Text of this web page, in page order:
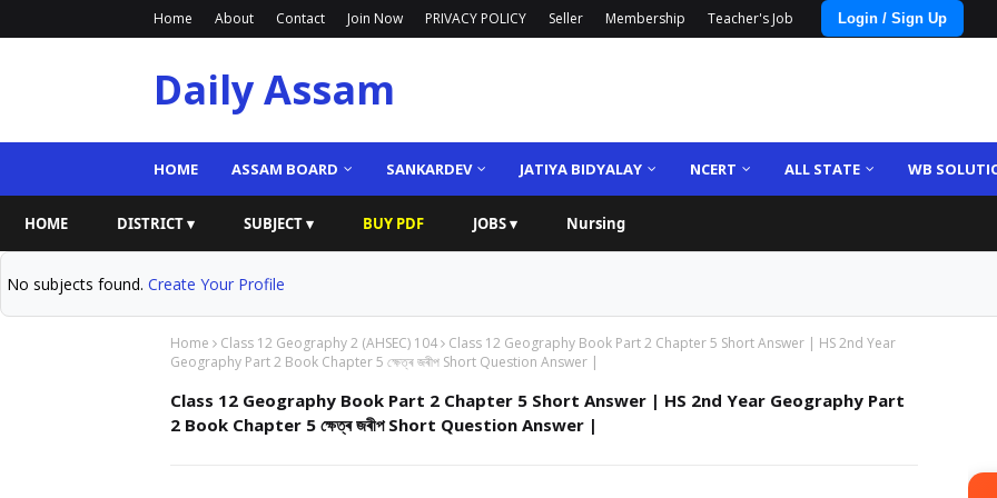
Home About Contact Join Now PRIVACY POLICY Seller Membership Teacher's Job Login / Sign Up
Daily Assam
HOME ASSAM BOARD SANKARDEV JATIYA BIDYALAY NCERT ALL STATE WB
HOME DISTRICT ▾ SUBJECT ▾ BUY PDF JOBS ▾ Nursing
No subjects found. Create Your Profile
Home Class 12 Geography 2 (AHSEC) 104
Class 12 Geography Book Part 2 Chapter 5 Short Answer | HS 2nd Year
Geography Part 2 Book Chapter 5 ক্ষেত্ৰ জৰীপ Short Question Answer |
Class 12 Geography Book Part 2 Chapter 5 Short Answer | HS 2nd Year Geography Part
2 Book Chapter 5 ক্ষেত্ৰ জৰীপ Short Question Answer |